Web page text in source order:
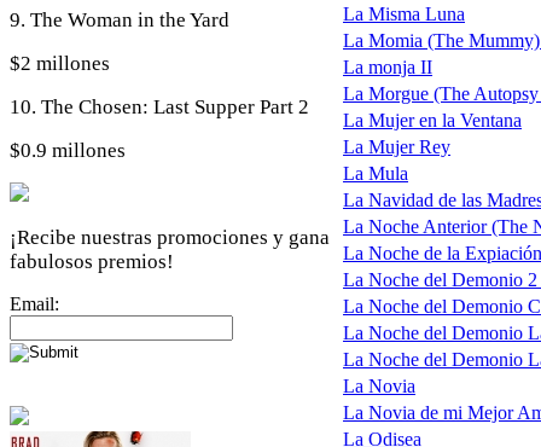
9. The Woman in the Yard
$2 millones
10. The Chosen: Last Supper Part 2
$0.9 millones
¡Recibe nuestras promociones y gana
fabulosos premios!
Email:
La Misma Luna
La Momia (The
La monja II
La Morgue (The
La Mujer en la Ventana
La Mujer Rey
La Mula
La Navidad de las
La Noche Anterior (The
La Noche de la
La Noche del Demonio
La Noche del Demonio
La Noche del Demonio
La Noche del Demonio
La Novia
La Novia de mi Mejor
La Odisea